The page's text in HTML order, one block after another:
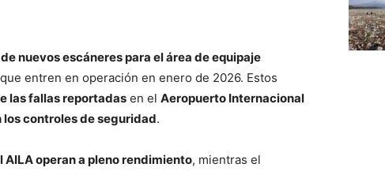
nuevos escáneres para el área de equipaje
entren en operación en enero de 2026. Estos
las fallas reportadas en el Aeropuerto Internacional
controles de seguridad.
operan a pleno rendimiento, mientras el